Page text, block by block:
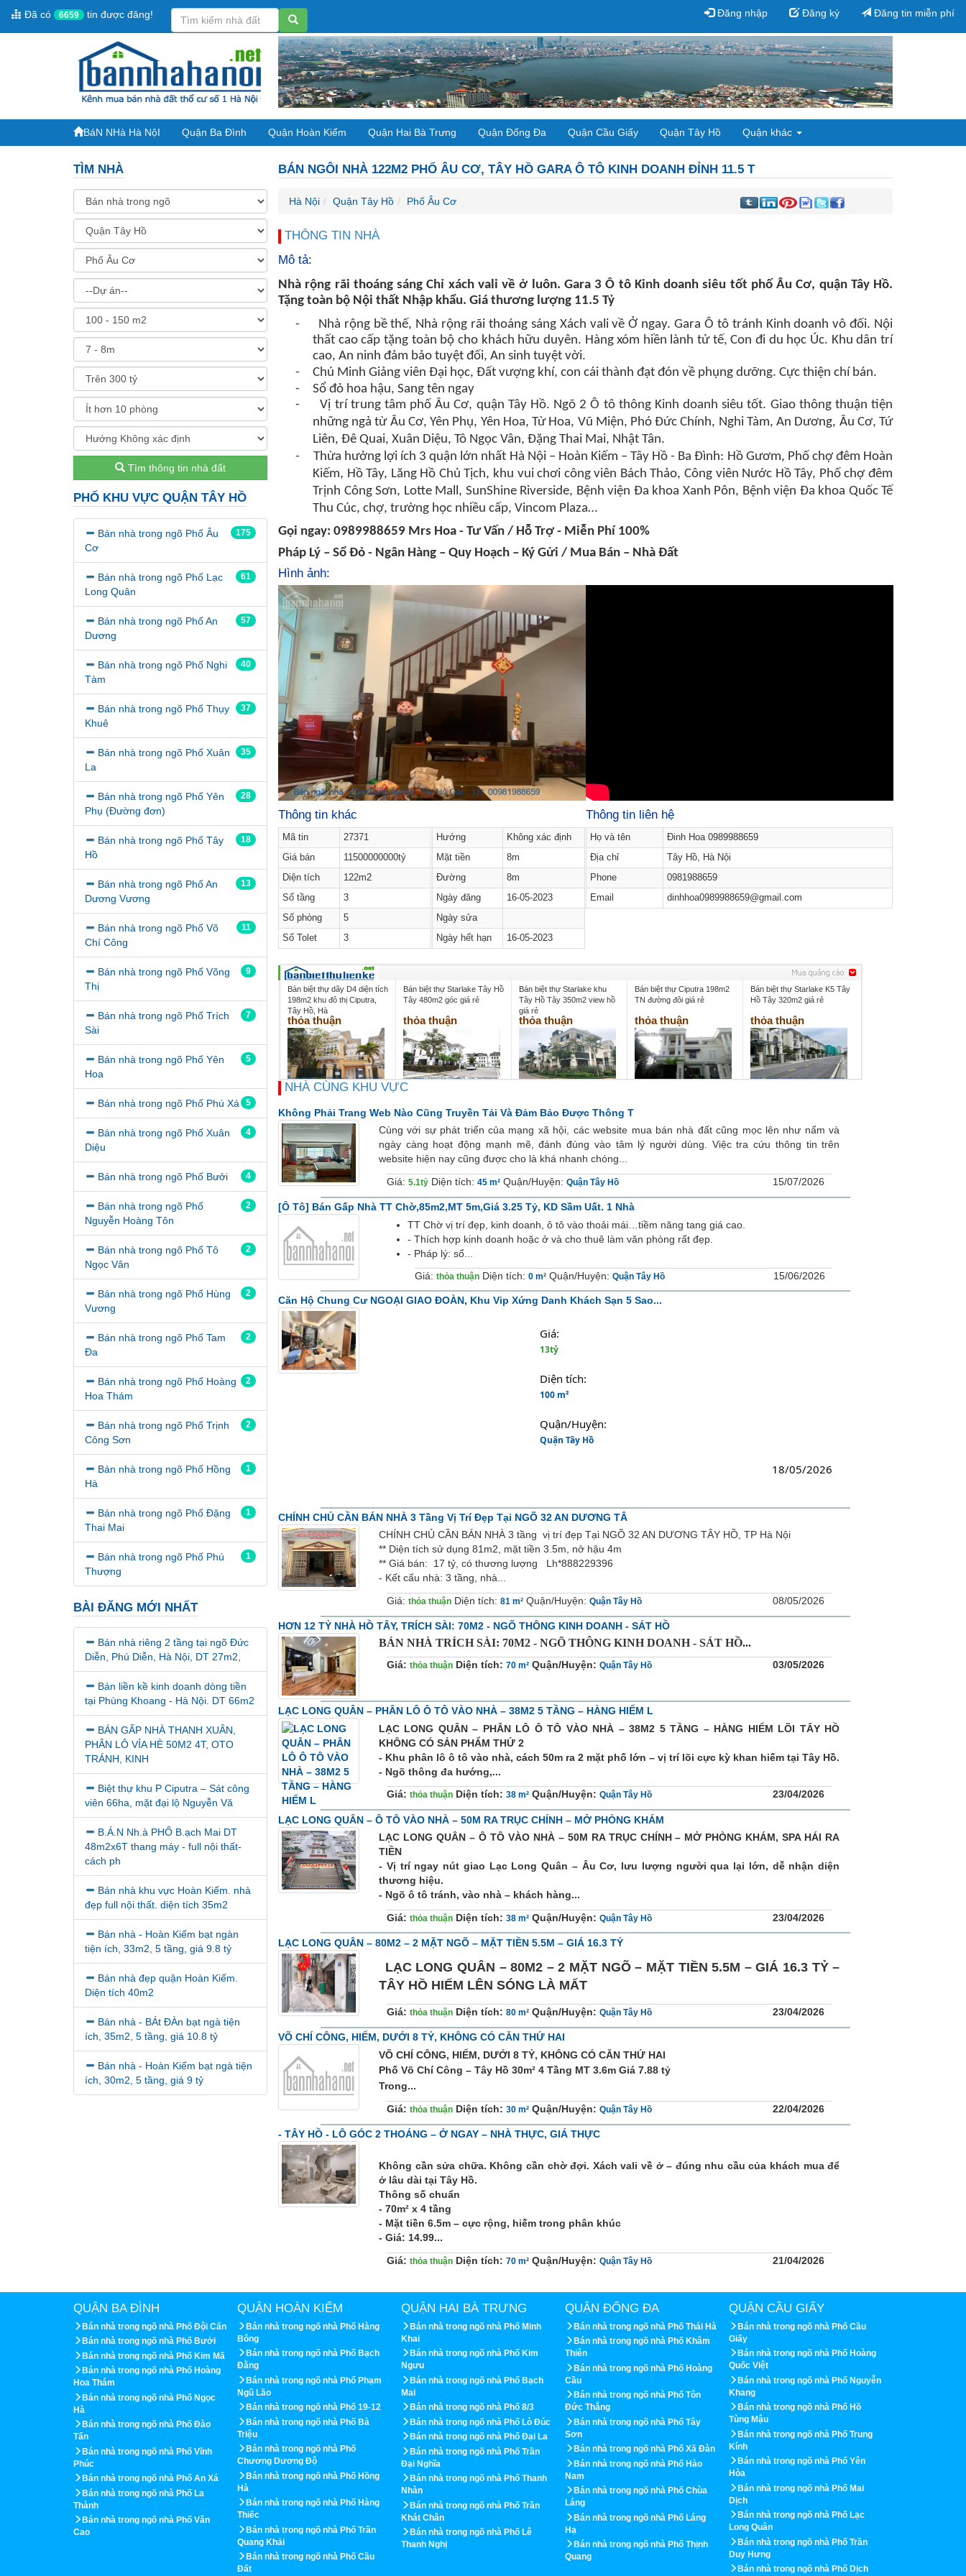
Đã có 6659 tin được đăng! Đăng nhập Đăng ký Đăng tin miễn phí
BáN NHà Hà NộI Quận Ba Đình Quận Hoàn Kiếm Quận Hai Bà Trưng Quận Đống Đa Quận Cầu Giấy Quận Tây Hồ Quận khác
TÌM NHÀ
Tìm thông tin nhà đất
PHỐ KHU VỰC QUẬN TÂY HỒ
175
Bán nhà trong ngõ Phố Âu
Cơ
61
Bán nhà trong ngõ Phố Lạc
Long Quân
57
Bán nhà trong ngõ Phố An
Dương
40
Bán nhà trong ngõ Phố Nghi
Tàm
37
Bán nhà trong ngõ Phố Thụy
Khuê
35
Bán nhà trong ngõ Phố Xuân
La
28
Bán nhà trong ngõ Phố Yên
Phụ (Đường đơn)
18
Bán nhà trong ngõ Phố Tây
Hồ
13
Bán nhà trong ngõ Phố An
Dương Vương
11
Bán nhà trong ngõ Phố Võ
Chí Công
9
Bán nhà trong ngõ Phố Võng
Thị
7
Bán nhà trong ngõ Phố Trích
Sài
5
Bán nhà trong ngõ Phố Yên
Hoa
5
Bán nhà trong ngõ Phố Phú Xá
4
Bán nhà trong ngõ Phố Xuân
Diệu
4
Bán nhà trong ngõ Phố Bưởi
2
Bán nhà trong ngõ Phố
Nguyễn Hoàng Tôn
2
Bán nhà trong ngõ Phố Tô
Ngọc Vân
2
Bán nhà trong ngõ Phố Hùng
Vương
2
Bán nhà trong ngõ Phố Tam
Đa
2
Bán nhà trong ngõ Phố Hoàng
Hoa Thám
2
Bán nhà trong ngõ Phố Trịnh
Công Sơn
1
Bán nhà trong ngõ Phố Hồng
Hà
1
Bán nhà trong ngõ Phố Đặng
Thai Mai
1
Bán nhà trong ngõ Phố Phú
Thượng
BÀI ĐĂNG MỚI NHẤT
Bán nhà riêng 2 tầng tại ngõ Đức
Diễn, Phú Diễn, Hà Nội, DT 27m2,
Bán liền kề kinh doanh dòng tiền
tại Phùng Khoang - Hà Nội. DT 66m2
BÁN GẤP NHÀ THANH XUÂN,
PHÂN LÔ VỈA HÈ 50M2 4T, OTO
TRÁNH, KINH
Biệt thự khu P Ciputra – Sát công
viên 66ha, mặt đại lộ Nguyễn Vă
B.Á.N Nh.à PHỐ B.ạch Mai DT
48m2x6T thang máy - full nội thất-
cách ph
Bán nhà khu vực Hoàn Kiếm. nhà
đẹp full nội thất. diện tích 35m2
Bán nhà - Hoàn Kiếm bạt ngàn
tiện ích, 33m2, 5 tầng, giá 9.8 tỷ
Bán nhà đẹp quận Hoàn Kiếm.
Diện tích 40m2
Bán nhà - BÁt ĐÀn bạt ngà tiện
ích, 35m2, 5 tầng, giá 10.8 tỷ
Bán nhà - Hoàn Kiếm bạt ngà tiện
ích, 30m2, 5 tầng, giá 9 tỷ
BÁN NGÔI NHÀ 122M2 PHỐ ÂU CƠ, TÂY HỒ GARA Ô TÔ KINH DOANH ĐỈNH 11.5 T
Hà Nội Quận Tây Hồ Phố Âu Cơ
THÔNG TIN NHÀ
Mô tả:
Nhà rộng rãi thoáng sáng Chỉ xách vali về ở luôn. Gara 3 Ô tô Kinh doanh siêu tốt phố Âu Cơ, quận Tây Hồ.
Tặng toàn bộ Nội thất Nhập khẩu. Giá thương lượng 11.5 Tỷ
-
Nhà rộng bề thế, Nhà rộng rãi thoáng sáng Xách vali về Ở ngay.Gara Ô tô tránh Kinh doanh vô đối. Nội
thất cao cấp tặng toàn bộ cho khách hữu duyên. Hàng xóm hiền lành tử tế, Con đi du học Úc. Khu dân trí
cao, An ninh đảm bảo tuyệt đối, An sinh tuyệt vời.
-
Chú Minh Giảng viên Đại học, Đất vượng khí, con cái thành đạt đón về phụng dưỡng. Cực thiện chí bán.
-
Sổ đỏ hoa hậu, Sang tên ngay
-
Vị trí trung tâm phố Âu Cơ, quận Tây Hồ. Ngõ 2 Ô tô thông Kinh doanh siêu tốt. Giao thông thuận tiện
những ngả từ Âu Cơ, Yên Phụ, Yên Hoa, Từ Hoa, Vũ Miện, Phó Đức Chính, Nghi Tàm, An Dương, Âu Cơ, Tứ
Liên, Đê Quai, Xuân Diệu, Tô Ngọc Vân, Đặng Thai Mai, Nhật Tân.
-
Thừa hưởng lợi ích 3 quận lớn nhất Hà Nội – Hoàn Kiếm – Tây Hồ - Ba Đình: Hồ Gươm, Phố chợ đêm Hoàn
Kiếm, Hồ Tây, Lăng Hồ Chủ Tịch, khu vui chơi công viên Bách Thảo, Công viên Nước Hồ Tây, Phố chợ đêm
Trịnh Công Sơn, Lotte Mall, SunShine Riverside, Bệnh viện Đa khoa Xanh Pôn, Bệnh viện Đa khoa Quốc Tế
Thu Cúc, chợ, trường học nhiều cấp, Vincom Plaza…
Gọi ngay: 0989988659 Mrs Hoa - Tư Vấn / Hỗ Trợ - Miễn Phí 100%
Pháp Lý – Sổ Đỏ - Ngân Hàng – Quy Hoạch – Ký Gửi / Mua Bán – Nhà Đất
Hình ảnh:
Thông tin khác
Mã tin
27371
Giá bán
11500000000tỷ
Diện tích
122m2
Số tầng
3
Số phòng
5
Số Tolet
3
Hướng
Không xác định
Mặt tiền
8m
Đường
8m
Ngày đăng
16-05-2023
Ngày sửa
Ngày hết hạn
16-05-2023
Thông tin liên hệ
Họ và tên
Đinh Hoa 0989988659
Địa chỉ
Tây Hồ, Hà Nội
Phone
0981988659
Email
dinhhoa0989988659@gmail.com
Bán biệt thự dãy D4 diện tích
198m2 khu đô thị Ciputra,
Tây Hồ, Hà
thỏa thuận
Bán biệt thự Starlake Tây Hồ
Tây 480m2 góc giá rẻ
thỏa thuận
Bán biệt thự Starlake khu
Tây Hồ Tây 350m2 view hồ
giá rẻ
thỏa thuận
Bán biệt thự Ciputra 198m2
TN đường đôi giá rẻ
thỏa thuận
Bán biệt thự Starlake K5 Tây
Hồ Tây 320m2 giá rẻ
thỏa thuận
NHÀ CÙNG KHU VỰC
Không Phải Trang Web Nào Cũng Truyền Tải Và Đảm Bảo Được Thông T
Cùng với sự phát triển của mạng xã hội, các website mua bán nhà đất cũng mọc lên như nấm và
ngày càng hoạt động mạnh mẽ, đánh đúng vào tâm lý người dùng. Việc tra cứu thông tin trên
website hiện nay cũng được cho là khá nhanh chóng...
Giá: 5.1tỷ Diện tích: 45 m² Quận/Huyện: Quận Tây Hồ 15/07/2026
[Ô Tô] Bán Gấp Nhà TT Chờ,85m2,MT 5m,giá 3.25 Tỷ, KD Sầm Uất. 1 Nhà
TT Chờ vị trí đẹp, kinh doanh, ô tô vào thoải mái…tiềm năng tang giá cao.
- Thích hợp kinh doanh hoặc ở và cho thuê làm văn phòng rất đẹp.
- Pháp lý: sổ...
Giá:thỏa thuận Diện tích:0 m² Quận/Huyện:Quận Tây Hồ 15/06/2026
Căn Hộ Chung Cư NGOẠI GIAO ĐOÀN, Khu Vip Xứng Danh Khách Sạn 5 Sao...
Giá:
13tỷ
Diện tích:
100 m²
Quận/Huyện:
Quận Tây Hồ
18/05/2026
CHÍNH CHỦ CẦN BÁN NHÀ 3 Tầng Vị Trí Đẹp Tại NGÕ 32 AN DƯƠNG TÂ
CHÍNH CHỦ CẦN BÁN NHÀ 3 tầng vị trí đẹp Tại NGÕ 32 AN DƯƠNG TÂY HỒ, TP Hà Nội
** Diện tích sử dụng 81m2, mặt tiền 3.5m, nở hậu 4m
** Giá bán: 17 tỷ, có thương lượng Lh*888229396
- Kết cấu nhà: 3 tầng, nhà...
Giá: thỏa thuận Diện tích: 81 m² Quận/Huyện: Quận Tây Hồ 08/05/2026
HƠN 12 TỶ NHÀ HỒ TÂY, TRÍCH SÀI: 70M2 - NGÕ THÔNG KINH DOANH - SÁT HỒ
BÁN NHÀ TRÍCH SÀI: 70M2 - NGÕ THÔNG KINH DOANH - SÁT HỒ...
Giá: thỏa thuận Diện tích: 70 m² Quận/Huyện: Quận Tây Hồ 03/05/2026
LẠC LONG QUÂN – PHÂN LÔ Ô TÔ VÀO NHÀ – 38M2 5 TẦNG – HÀNG HIẾM L
LẠC LONG QUÂN – PHÂN LÔ Ô TÔ VÀO NHÀ – 38M2 5 TẦNG – HÀNG HIẾM LÕI TÂY HỒ
KHÔNG CÓ SẢN PHẨM THỨ 2
- Khu phân lô ô tô vào nhà, cách 50m ra 2 mặt phố lớn – vị trí lõi cực kỳ khan hiếm tại Tây Hồ.
- Ngõ thông đa hướng,...
Giá: thỏa thuận Diện tích: 38 m² Quận/Huyện: Quận Tây Hồ 23/04/2026
LẠC LONG QUÂN – Ô TÔ VÀO NHÀ – 50M RA TRỤC CHÍNH – MỞ PHÒNG KHÁM
LẠC LONG QUÂN – Ô TÔ VÀO NHÀ – 50M RA TRỤC CHÍNH – MỞ PHÒNG KHÁM, SPA HÁI RA
TIỀN
- Vị trí ngay nút giao Lạc Long Quân – Âu Cơ, lưu lượng người qua lại lớn, dễ nhận diện
thương hiệu.
- Ngõ ô tô tránh, vào nhà – khách hàng...
Giá: thỏa thuận Diện tích: 38 m² Quận/Huyện: Quận Tây Hồ 23/04/2026
LẠC LONG QUÂN – 80M2 – 2 MẶT NGÕ – MẶT TIỀN 5.5M – GIÁ 16.3 TỶ
LẠC LONG QUÂN – 80M2 – 2 MẶT NGÕ – MẶT TIỀN 5.5M – GIÁ 16.3 TỶ –
TÂY HỒ HIẾM LÊN SÓNG LÀ MẤT
Giá: thỏa thuận Diện tích: 80 m² Quận/Huyện: Quận Tây Hồ 23/04/2026
VÕ CHÍ CÔNG, HIẾM, DƯỚI 8 TỶ, KHÔNG CÓ CĂN THỨ HAI
VÕ CHÍ CÔNG, HIẾM, DƯỚI 8 TỶ, KHÔNG CÓ CĂN THỨ HAI
Phố Võ Chí Công – Tây Hồ 30m² 4 Tầng MT 3.6m Giá 7.88 tỷ
Trong...
Giá: thỏa thuận Diện tích: 30 m² Quận/Huyện: Quận Tây Hồ 22/04/2026
- TÂY HỒ - LÔ GÓC 2 THOÁNG – Ở NGAY – NHÀ THỰC, GIÁ THỰC
Không cần sửa chữa. Không cần chờ đợi. Xách vali về ở – đúng nhu cầu của khách mua để
ở lâu dài tại Tây Hồ.
Thông số chuẩn
- 70m² x 4 tầng
- Mặt tiền 6.5m – cực rộng, hiếm trong phân khúc
- Giá: 14.99...
Giá: thỏa thuận Diện tích: 70 m² Quận/Huyện: Quận Tây Hồ 21/04/2026
QUẬN BA ĐÌNH
Bán nhà trong ngõ nhà Phố Đội Cấn
Bán nhà trong ngõ nhà Phố Bưởi
Bán nhà trong ngõ nhà Phố Kim Mã
Bán nhà trong ngõ nhà Phố Hoàng
Hoa Thám
Bán nhà trong ngõ nhà Phố Ngọc
Hà
Bán nhà trong ngõ nhà Phố Đào
Tấn
Bán nhà trong ngõ nhà Phố Vĩnh
Phúc
Bán nhà trong ngõ nhà Phố An Xá
Bán nhà trong ngõ nhà Phố La
Thành
Bán nhà trong ngõ nhà Phố Văn
Cao
QUẬN HOÀN KIẾM
Bán nhà trong ngõ nhà Phố Hàng
Bông
Bán nhà trong ngõ nhà Phố Bạch
Đằng
Bán nhà trong ngõ nhà Phố Phạm
Ngũ Lão
Bán nhà trong ngõ nhà Phố 19-12
Bán nhà trong ngõ nhà Phố Bà
Triệu
Bán nhà trong ngõ nhà Phố
Chương Dương Độ
Bán nhà trong ngõ nhà Phố Hồng
Hà
Bán nhà trong ngõ nhà Phố Hàng
Thiếc
Bán nhà trong ngõ nhà Phố Trần
Quang Khải
Bán nhà trong ngõ nhà Phố Cầu
Đất
QUẬN HAI BÀ TRƯNG
Bán nhà trong ngõ nhà Phố Minh
Khai
Bán nhà trong ngõ nhà Phố Kim
Ngưu
Bán nhà trong ngõ nhà Phố Bạch
Mai
Bán nhà trong ngõ nhà Phố 8/3
Bán nhà trong ngõ nhà Phố Lò Đúc
Bán nhà trong ngõ nhà Phố Đại La
Bán nhà trong ngõ nhà Phố Trần
Đại Nghĩa
Bán nhà trong ngõ nhà Phố Thanh
Nhàn
Bán nhà trong ngõ nhà Phố Trần
Khát Chân
Bán nhà trong ngõ nhà Phố Lê
Thanh Nghị
QUẬN ĐỐNG ĐA
Bán nhà trong ngõ nhà Phố Thái Hà
Bán nhà trong ngõ nhà Phố Khâm
Thiên
Bán nhà trong ngõ nhà Phố Hoàng
Cầu
Bán nhà trong ngõ nhà Phố Tôn
Đức Thắng
Bán nhà trong ngõ nhà Phố Tây
Sơn
Bán nhà trong ngõ nhà Phố Xã Đàn
Bán nhà trong ngõ nhà Phố Hào
Nam
Bán nhà trong ngõ nhà Phố Chùa
Láng
Bán nhà trong ngõ nhà Phố Láng
Hạ
Bán nhà trong ngõ nhà Phố Thịnh
Quang
QUẬN CẦU GIẤY
Bán nhà trong ngõ nhà Phố Cầu
Giấy
Bán nhà trong ngõ nhà Phố Hoàng
Quốc Việt
Bán nhà trong ngõ nhà Phố Nguyễn
Khang
Bán nhà trong ngõ nhà Phố Hồ
Tùng Mậu
Bán nhà trong ngõ nhà Phố Trung
Kính
Bán nhà trong ngõ nhà Phố Yên
Hòa
Bán nhà trong ngõ nhà Phố Mai
Dịch
Bán nhà trong ngõ nhà Phố Lạc
Long Quân
Bán nhà trong ngõ nhà Phố Trần
Duy Hưng
Bán nhà trong ngõ nhà Phố Dịch